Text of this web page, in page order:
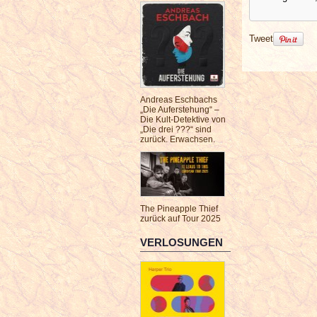
Andreas Eschbachs
„Die Auferstehung“ –
Die Kult-Detektive von
„Die drei ???“ sind
zurück. Erwachsen.
The Pineapple Thief
zurück auf Tour 2025
VERLOSUNGEN
Tweet